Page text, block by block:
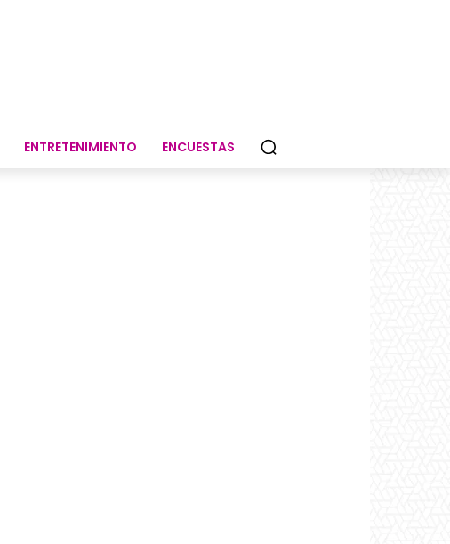
ENTRETENIMIENTO ENCUESTAS